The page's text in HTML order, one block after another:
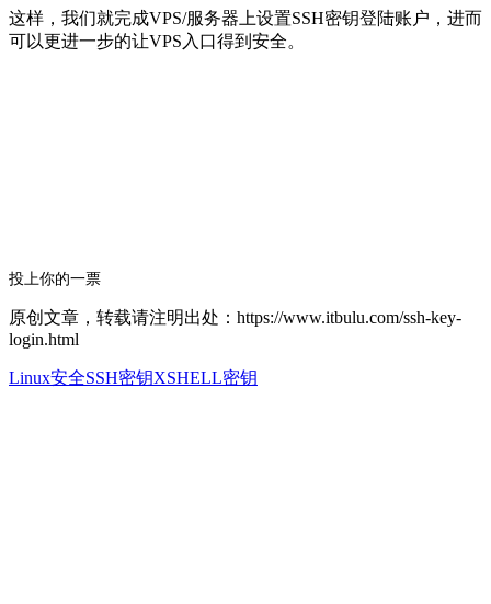
这样，我们就完成VPS/服务器上设置SSH密钥登陆账户，进而
可以更进一步的让VPS入口得到安全。
投上你的一票
原创文章，转载请注明出处：https://www.itbulu.com/ssh-key-
login.html
Linux安全SSH密钥XSHELL密钥